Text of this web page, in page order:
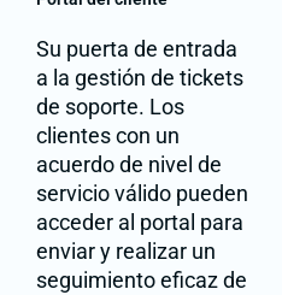
Su puerta de entrada
a la gestión de tickets
de soporte. Los
clientes con un
acuerdo de nivel de
servicio válido pueden
acceder al portal para
enviar y realizar un
seguimiento eficaz de